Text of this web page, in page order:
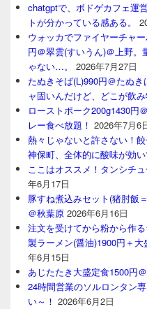
chatgptで、ボドゲカフェ運
トが分かっている感ある。
ウォッカでファイヤーチャ
円＠翠雲(すいうん)＠上野。
ゃない…。
2026年7月27日
たぬきそば(L)990円＠たぬ
ャ固いんだけど、どこが飲
ローストポーク200g1430円
レー食べ放題！ 2026年7月6
熱々じゃないと許さない！
神保町、全体的に酸味が効い
ここはオススメ！タンシチ
年6月17日
豚すね煮込みセット(猪肘飯
＠秋葉原 2026年6月16日
注文を受けてから粉から作
製ラーメン(醤油)1900円＋
年6月15日
あじたたき大盛定食1500円
24時間営業のソルロンタン
い～！ 2026年6月2日